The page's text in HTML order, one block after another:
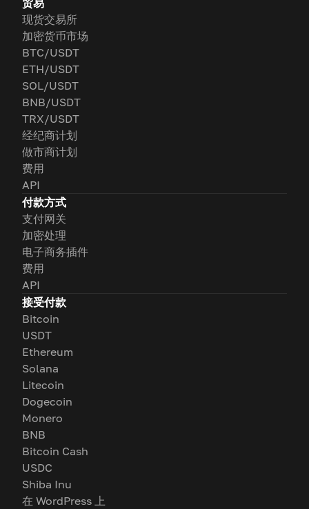
贸易
现货交易所
加密货币市场
BTC/USDT
ETH/USDT
SOL/USDT
BNB/USDT
TRX/USDT
经纪商计划
做市商计划
费用
API
付款方式
支付网关
加密处理
电子商务插件
费用
API
接受付款
Bitcoin
USDT
Ethereum
Solana
Litecoin
Dogecoin
Monero
BNB
Bitcoin Cash
USDC
Shiba Inu
在 WordPress 上